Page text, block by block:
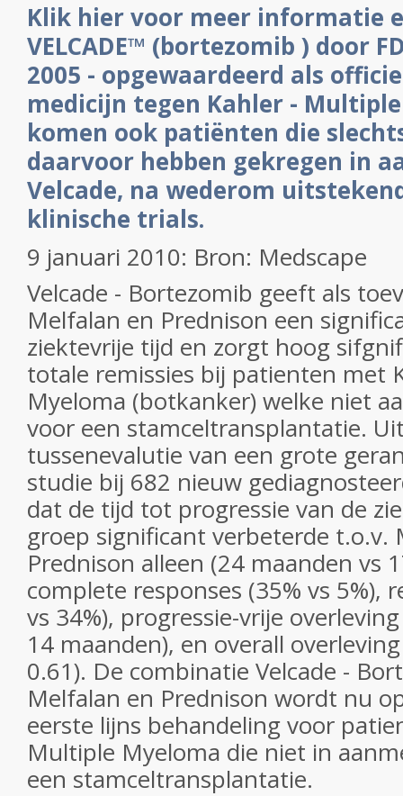
Klik hier voor meer informatie
VELCADE™ (bortezomib ) door
2005 - opgewaardeerd als
medicijn tegen Kahler -
komen ook patiënten die
daarvoor hebben gekregen in
Velcade, na wederom
klinische trials.
9 januari 2010: Bron: Medscape
Velcade - Bortezomib geeft als
Melfalan en Prednison een
ziektevrije tijd en zorgt hoog
totale remissies bij patienten met
Myeloma (botkanker) welke niet
voor een stamceltransplantatie.
tussenevalutie van een grote
studie bij 682 nieuw
dat de tijd tot progressie van de
groep significant verbeterde t.o.v.
Prednison alleen (24 maanden vs
complete responses (35% vs 5%),
vs 34%), progressie-vrije
14 maanden), en overall
0.61). De combinatie Velcade -
Melfalan en Prednison wordt nu
eerste lijns behandeling voor
Multiple Myeloma die niet in
een stamceltransplantatie.